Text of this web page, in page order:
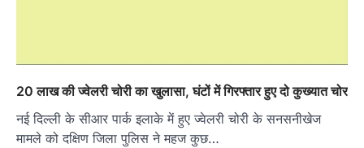
20 लाख की ज्वेलरी चोरी का खुलासा, घंटों में गिरफ्तार हुए दो कुख्यात चोर
नई दिल्ली के सीआर पार्क इलाके में हुए ज्वेलरी चोरी के सनसनीखेज
मामले को दक्षिण जिला पुलिस ने महज कुछ…